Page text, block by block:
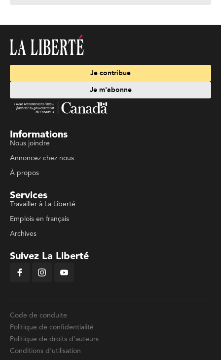
Je contribue
Je m'abonne
Informations
Nous joindre
Annoncez chez nous
À propos
Services
Travailler à La Liberté
Emplois en français
Archives
Suivez La Liberté
Code de conduite
Politique de confidentialité
Politique de droits d'auteurs
Conditions d'utilisation